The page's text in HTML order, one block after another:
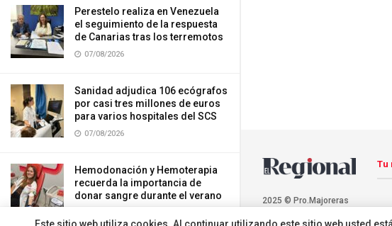
Perestelo realiza en Venezuela
el seguimiento de la respuesta
de Canarias tras los terremotos
07/08/2026
Sanidad adjudica 106 ecógrafos
por casi tres millones de euros
para varios hospitales del SCS
07/08/2026
Hemodonación y Hemoterapia
recuerda la importancia de
donar sangre durante el verano
2025 © Pro.Majoreras
Tu